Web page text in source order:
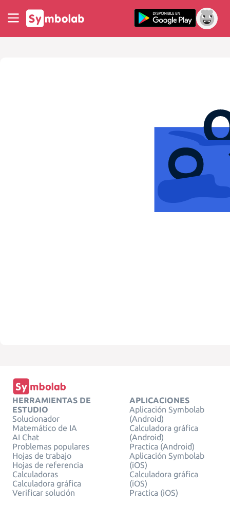
HERRAMIENTAS DE
ESTUDIO
Solucionador
Matemático de IA
AI Chat
Problemas populares
Hojas de trabajo
Hojas de referencia
Calculadoras
Calculadora gráfica
Verificar solución
APLICACIONES
Aplicación Symbolab
(Android)
Calculadora gráfica
(Android)
Practica (Android)
Aplicación Symbolab
(iOS)
Calculadora gráfica
(iOS)
Practica (iOS)